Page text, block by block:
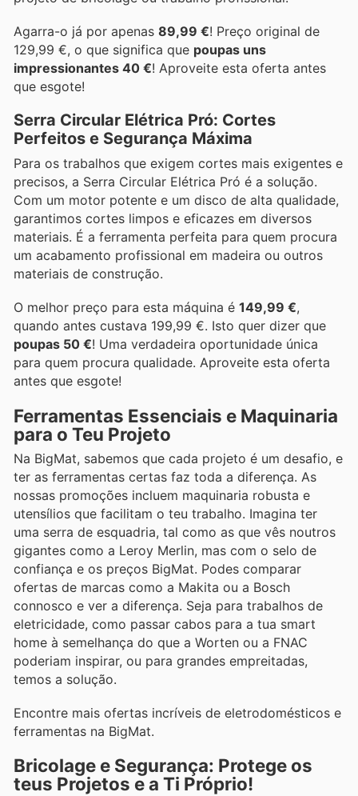
Agarra-o já por apenas 89,99 €! Preço original de
129,99 €, o que significa que poupas uns
impressionantes 40 €! Aproveite esta oferta antes
que esgote!
Serra Circular Elétrica Pró: Cortes
Perfeitos e Segurança Máxima
Para os trabalhos que exigem cortes mais exigentes e
precisos, a Serra Circular Elétrica Pró é a solução.
Com um motor potente e um disco de alta qualidade,
garantimos cortes limpos e eficazes em diversos
materiais. É a ferramenta perfeita para quem procura
um acabamento profissional em madeira ou outros
materiais de construção.
O melhor preço para esta máquina é 149,99 €,
quando antes custava 199,99 €. Isto quer dizer que
poupas 50 €! Uma verdadeira oportunidade única
para quem procura qualidade. Aproveite esta oferta
antes que esgote!
Ferramentas Essenciais e Maquinaria
para o Teu Projeto
Na BigMat, sabemos que cada projeto é um desafio, e
ter as ferramentas certas faz toda a diferença. As
nossas promoções incluem maquinaria robusta e
utensílios que facilitam o teu trabalho. Imagina ter
uma serra de esquadria, tal como as que vês noutros
gigantes como a Leroy Merlin, mas com o selo de
confiança e os preços BigMat. Podes comparar
ofertas de marcas como a Makita ou a Bosch
connosco e ver a diferença. Seja para trabalhos de
eletricidade, como passar cabos para a tua smart
home à semelhança do que a Worten ou a FNAC
poderiam inspirar, ou para grandes empreitadas,
temos a solução.
Encontre mais ofertas incríveis de eletrodomésticos e
ferramentas na BigMat.
Bricolage e Segurança: Protege os
teus Projetos e a Ti Próprio!